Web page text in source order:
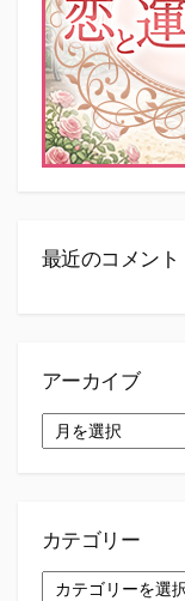
最近のコメント
アーカイブ
ー
カテゴリー